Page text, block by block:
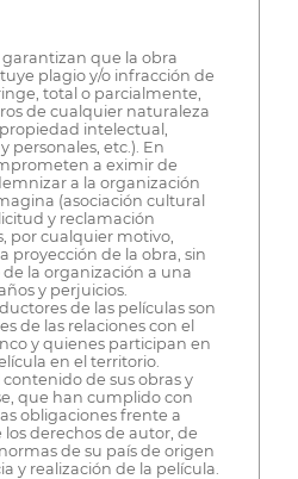
que la obra
plagio y/o infracción de
total o parcialmente,
de cualquier naturaleza
intelectual,
personales, etc.). En
a eximir de
a la organización
(asociación cultural
y reclamación
por cualquier motivo,
proyección de la obra, sin
la organización a una
y perjuicios.
de las películas son
de las relaciones con el
y quienes participan en
en el territorio.
de sus obras y
que han cumplido con
obligaciones frente a
derechos de autor, de
de su país de origen
y realización de la película.